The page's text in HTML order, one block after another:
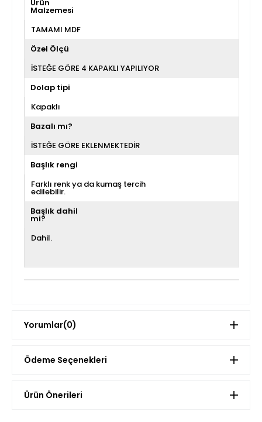
Ürün
Malzemesi
TAMAMI MDF
Özel Ölçü
İSTEĞE GÖRE 4 KAPAKLI YAPILIYOR
Dolap tipi
Kapaklı
Bazalı mı?
İSTEĞE GÖRE EKLENMEKTEDİR
Başlık rengi
Farklı renk ya da kumaş tercih
edilebilir.
Başlık dahil
mi?
Dahil.
Yorumlar(0)
Ödeme Seçenekleri
Ürün Önerileri